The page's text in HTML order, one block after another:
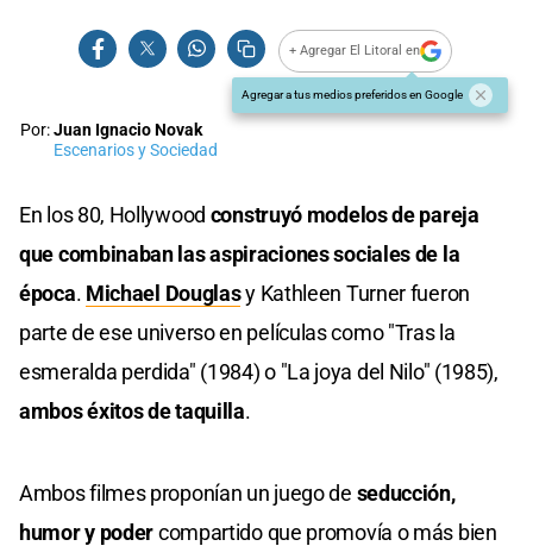
+ Agregar El Litoral en
Agregar a tus medios preferidos en Google
Por:Juan Ignacio Novak
Escenarios y Sociedad
En los 80, Hollywood construyó modelos de pareja
que combinaban las aspiraciones sociales de la
época. Michael Douglasy Kathleen Turner fueron
parte de ese universo en películas como "Tras la
esmeralda perdida" (1984) o "La joya del Nilo" (1985),
ambos éxitos de taquilla.
Ambos filmes proponían un juego de seducción,
humor y podercompartido que promovía o más bien